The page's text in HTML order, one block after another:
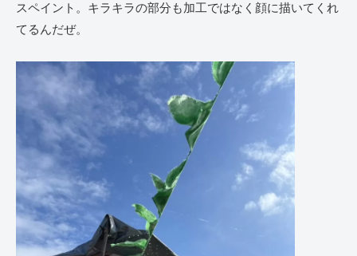
スペイント。キラキラの部分も加工ではなく顔に描いてくれ
てるんだぜ。